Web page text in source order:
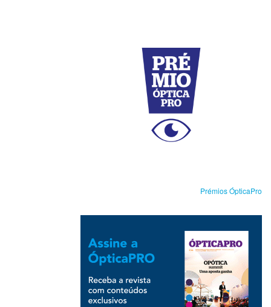
Prémios ÓpticaPro